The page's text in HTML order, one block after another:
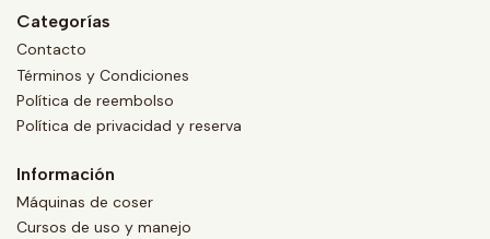
Categorías
Contacto
Términos y Condiciones
Política de reembolso
Política de privacidad y reserva
Información
Máquinas de coser
Cursos de uso y manejo